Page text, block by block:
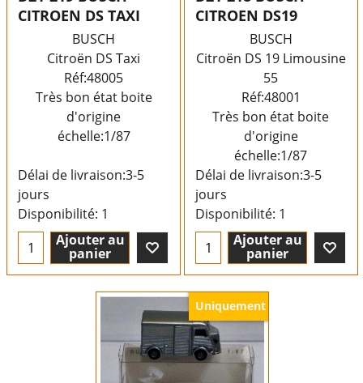
CITROEN DS TAXI
BUSCH
Citroën DS Taxi
Réf:48005
Très bon état boite
d'origine
échelle:1/87
Délai de livraison:3-5
jours
Disponibilité: 1
Ajouter au
panier
CITROEN DS19
BUSCH
Citroën DS 19 Limousine
55
Réf:48001
Très bon état boite
d'origine
échelle:1/87
Délai de livraison:3-5
jours
Disponibilité: 1
Ajouter au
panier
Uniquement